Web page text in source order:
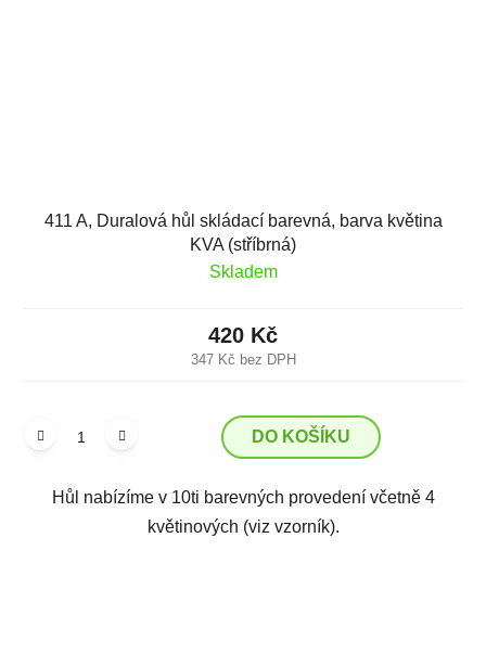
411 A, Duralová hůl skládací barevná, barva květina
KVA (stříbrná)
Skladem
347 Kč bez DPH
420 Kč
DO KOŠÍKU
Hůl nabízíme v 10ti barevných provedení včetně 4
květinových (viz vzorník).